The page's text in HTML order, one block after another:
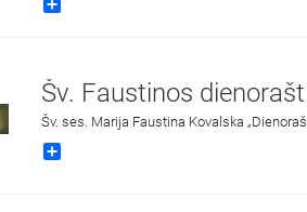
Šv. Faustinos
Šv. ses. Marija Faustina Kovalska
Share